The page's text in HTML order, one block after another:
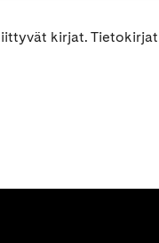
kirjat.